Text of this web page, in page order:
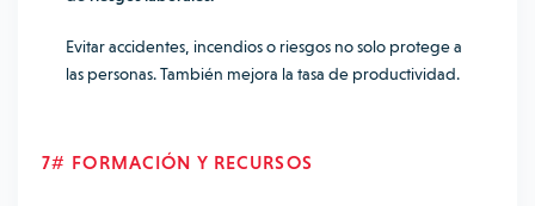
Evitar accidentes, incendios o riesgos no solo protege a
las personas. También mejora la tasa de productividad.
7# FORMACIÓN Y RECURSOS